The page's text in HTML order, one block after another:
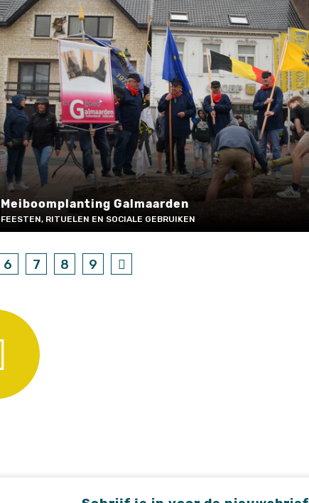
Meiboomplanting Galmaarden
FEESTEN, RITUELEN EN SOCIALE GEBRUIKEN
6 7 8 9